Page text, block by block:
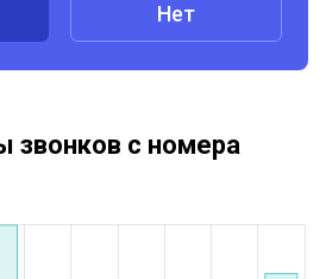
Нет
звонков с номера